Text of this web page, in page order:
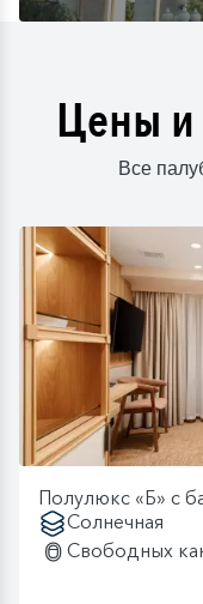
Цены и
Полулюкс «Б» с
Солнечная
Свободных